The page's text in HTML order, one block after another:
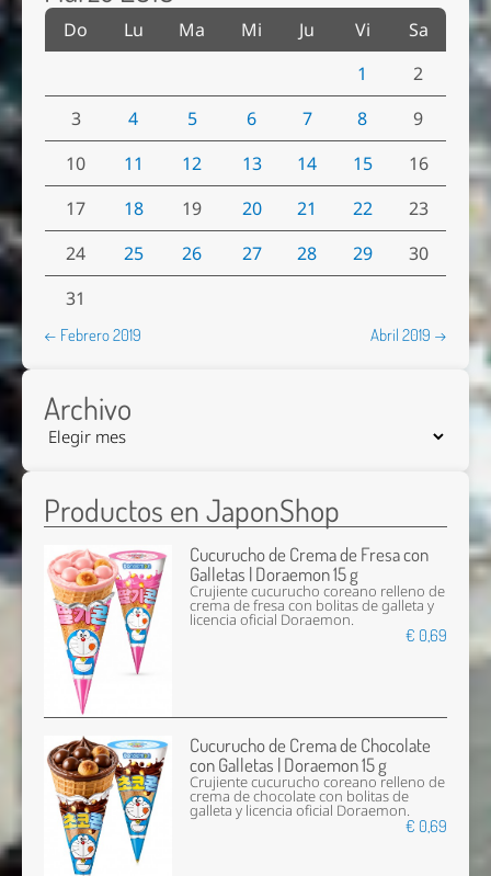
Do Lu Ma Mi Ju Vi
Sa
1
2
3
4 5 6 7 8
9
10
11 12 13 14 15
16
17
18 19 20 21 22
23
24
25 26 27 28 29
30
31
← Febrero 2019 Abril 2019 →
Archivo
Productos en JaponShop
Cucurucho de Crema de Fresa con
Galletas | Doraemon 15 g
Crujiente cucurucho coreano relleno de
crema de fresa con bolitas de galleta y
licencia oficial Doraemon.
€ 0,69
Cucurucho de Crema de Chocolate
con Galletas | Doraemon 15 g
Crujiente cucurucho coreano relleno de
crema de chocolate con bolitas de
galleta y licencia oficial Doraemon.
€ 0,69